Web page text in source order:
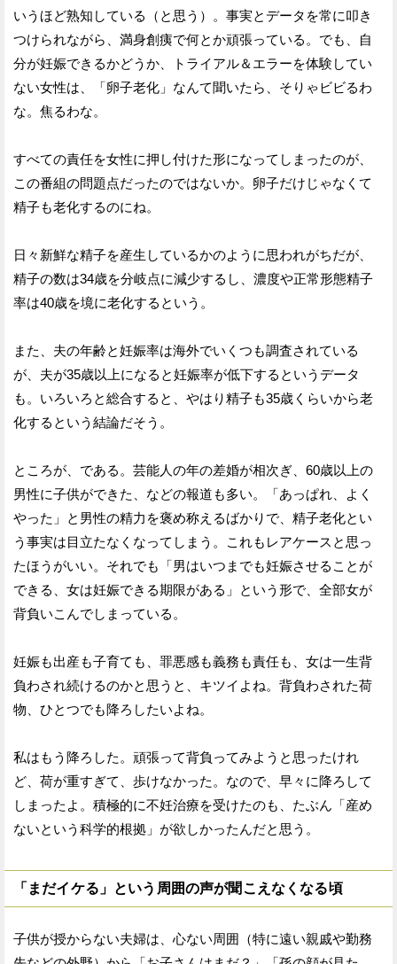
いうほど熟知している（と思う）。事実とデータを常に叩き
つけられながら、満身創痍で何とか頑張っている。でも、自
分が妊娠できるかどうか、トライアル＆エラーを体験してい
ない女性は、「卵子老化」なんて聞いたら、そりゃビビるわ
な。焦るわな。
すべての責任を女性に押し付けた形になってしまったのが、
この番組の問題点だったのではないか。卵子だけじゃなくて
精子も老化するのにね。
日々新鮮な精子を産生しているかのように思われがちだが、
精子の数は34歳を分岐点に減少するし、濃度や正常形態精子
率は40歳を境に老化するという。
また、夫の年齢と妊娠率は海外でいくつも調査されている
が、夫が35歳以上になると妊娠率が低下するというデータ
も。いろいろと総合すると、やはり精子も35歳くらいから老
化するという結論だそう。
ところが、である。芸能人の年の差婚が相次ぎ、60歳以上の
男性に子供ができた、などの報道も多い。「あっぱれ、よく
やった」と男性の精力を褒め称えるばかりで、精子老化とい
う事実は目立たなくなってしまう。これもレアケースと思っ
たほうがいい。それでも「男はいつまでも妊娠させることが
できる、女は妊娠できる期限がある」という形で、全部女が
背負いこんでしまっている。
妊娠も出産も子育ても、罪悪感も義務も責任も、女は一生背
負わされ続けるのかと思うと、キツイよね。背負わされた荷
物、ひとつでも降ろしたいよね。
私はもう降ろした。頑張って背負ってみようと思ったけれ
ど、荷が重すぎて、歩けなかった。なので、早々に降ろして
しまったよ。積極的に不妊治療を受けたのも、たぶん「産め
ないという科学的根拠」が欲しかったんだと思う。
「まだイケる」という周囲の声が聞こえなくなる頃
子供が授からない夫婦は、心ない周囲（特に遠い親戚や勤務